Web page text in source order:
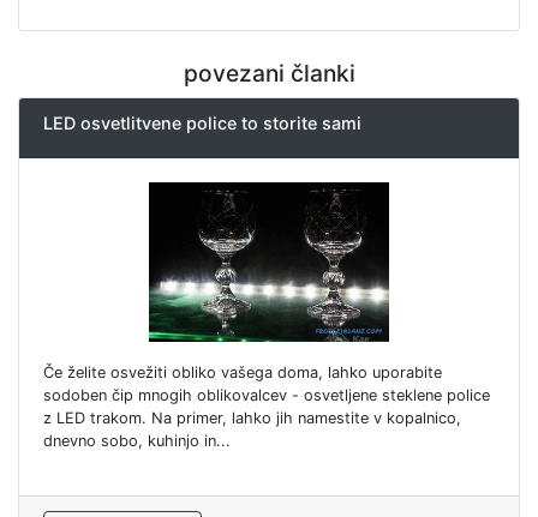
povezani članki
LED osvetlitvene police to storite sami
Če želite osvežiti obliko vašega doma, lahko uporabite
sodoben čip mnogih oblikovalcev - osvetljene steklene police
z LED trakom. Na primer, lahko jih namestite v kopalnico,
dnevno sobo, kuhinjo in...